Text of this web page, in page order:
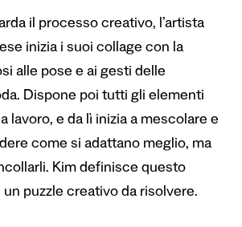
il processo creativo, l’artista
inizia i suoi collage con la
alle pose e ai gesti delle
Dispone poi tutti gli elementi
lavoro, e da lì inizia a mescolare e
come si adattano meglio, ma
Kim definisce questo
puzzle creativo da risolvere.